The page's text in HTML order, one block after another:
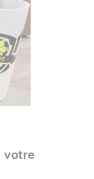
votre